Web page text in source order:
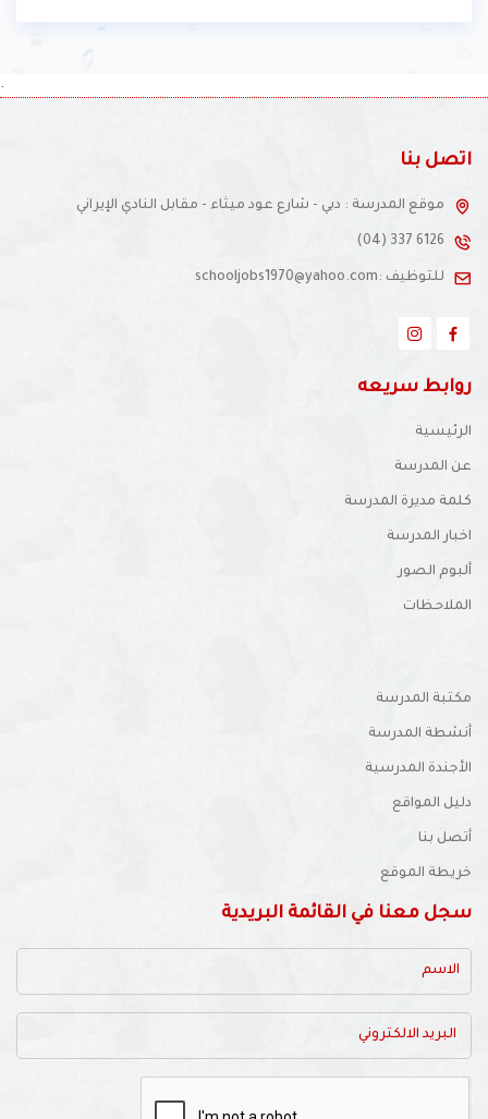
.
اتصل بنا
موقع المدرسة : دبي - شارع عود ميثاء - مقابل النادي الإيراني
(04) 337 6126
للتوظيف :schooljobs1970@yahoo.com
روابط سريعه
الرئيسية
عن المدرسة
كلمة مديرة المدرسة
اخبار المدرسة
ألبوم الصور
الملاحظات
مكتبة المدرسة
أنشطة المدرسة
الأجندة المدرسية
دليل المواقع
أتصل بنا
خريطة الموقع
سجل معنا في القائمة البريدية